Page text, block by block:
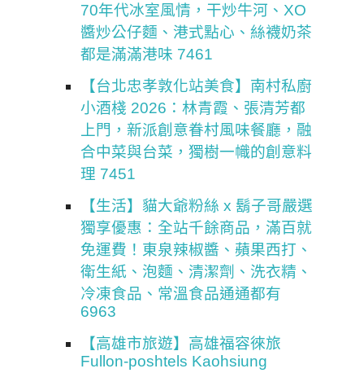
70年代冰室風情，干炒牛河、XO
醬炒公仔麵、港式點心、絲襪奶茶
都是滿滿港味 7461
【台北忠孝敦化站美食】南村私廚
小酒棧 2026：林青霞、張清芳都
上門，新派創意眷村風味餐廳，融
合中菜與台菜，獨樹一幟的創意料
理 7451
【生活】貓大爺粉絲 x 鬍子哥嚴選
獨享優惠：全站千餘商品，滿百就
免運費！東泉辣椒醬、蘋果西打、
衛生紙、泡麵、清潔劑、洗衣精、
冷凍食品、常溫食品通通都有
6963
【高雄市旅遊】高雄福容徠旅
Fullon-poshtels Kaohsiung